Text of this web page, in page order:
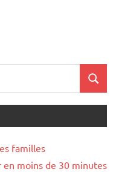
familles
en moins de 30 minutes